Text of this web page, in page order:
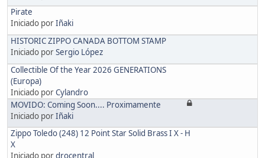
Pirate
Iniciado porIñaki
HISTORIC ZIPPO CANADA BOTTOM STAMP
Iniciado porSergio López
Collectible Of the Year 2026 GENERATIONS
(Europa)
Iniciado porCylandro
MOVIDO: Coming Soon.... Proximamente
Iniciado porIñaki
Zippo Toledo (248) 12 Point Star Solid Brass I X - H
X
Iniciado pordrocentral